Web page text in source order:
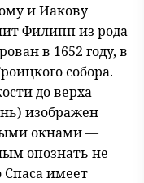
и Иакову
Филипп из рода
в 1652 году, в
собора.
до верха
изображен
окнами —
опознать не
Спаса имеет